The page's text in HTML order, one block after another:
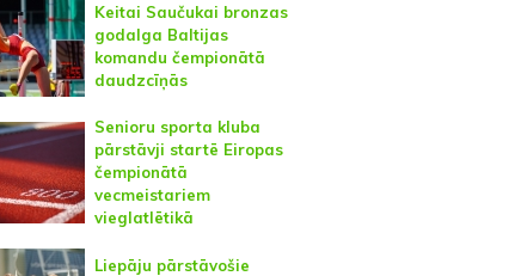
Keitai Saučukai bronzas
godalga Baltijas
komandu čempionātā
daudzcīņās
Senioru sporta kluba
pārstāvji startē Eiropas
čempionātā
vecmeistariem
vieglatlētikā
Liepāju pārstāvošie